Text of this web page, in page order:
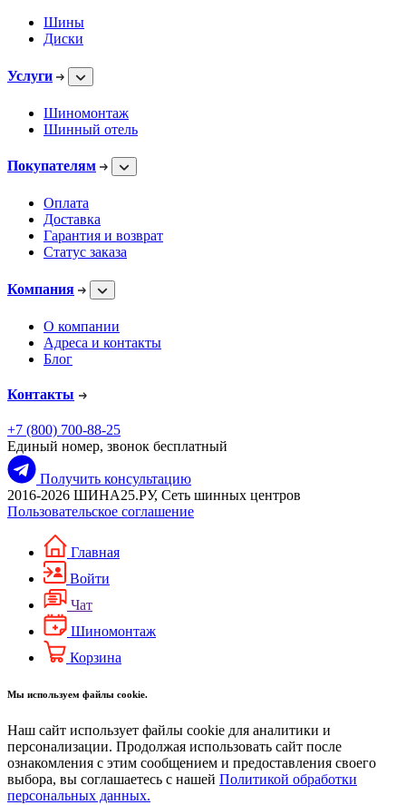
Шины
Диски
Услуги
Шиномонтаж
Шинный отель
Покупателям
Оплата
Доставка
Гарантия и возврат
Статус заказа
Компания
О компании
Адреса и контакты
Блог
Контакты
+7 (800) 700-88-25
Единый номер, звонок бесплатный
Получить консультацию
2016-2026 ШИНА25.РУ, Сеть шинных центров
Пользовательское соглашение
Главная
Войти
Чат
Шиномонтаж
Корзина
Мы используем файлы cookie.
Наш сайт использует файлы cookie для аналитики и
персонализации. Продолжая использовать сайт после
ознакомления с этим сообщением и предоставления своего
выбора, вы соглашаетесь с нашей Политикой обработки
персональных данных.